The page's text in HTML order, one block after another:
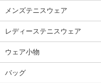
メンズテニスウェア
レディーステニスウェア
ウェア小物
バッグ